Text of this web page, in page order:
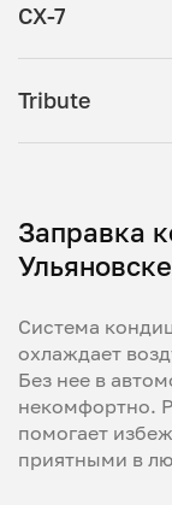
CX-7
Tribute
Заправка
Ульяновске
Система
охлаждает
Без нее в
некомфортно.
помогает
приятными в